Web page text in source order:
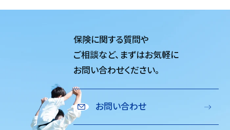
保険に関する質問や
ご相談など、 まずはお気軽に
お問い合わせください。
お問い合わせ